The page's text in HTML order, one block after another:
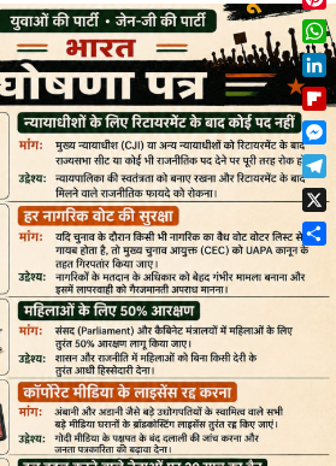
a
c
e
b
o
o
k
P
i
n
t
e
r
e
s
t
W
h
a
t
s
A
p
p
L
i
n
k
e
d
I
n
F
l
i
p
b
o
M
e
s
s
e
n
g
T
e
l
g
X
S
h